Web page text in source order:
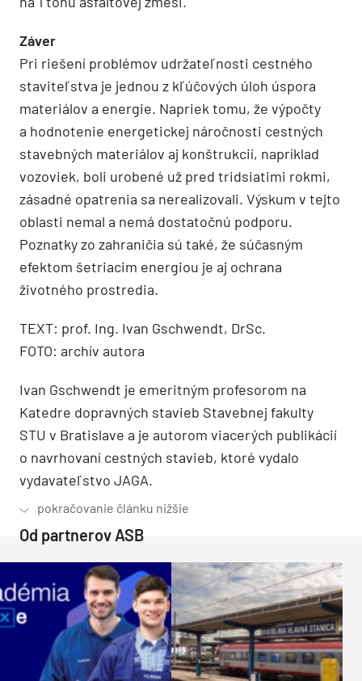
Záver
Pri riešení problémov udržateľnosti cestného
staviteľstva je jednou z kľúčových úloh úspora
materiálov a energie. Napriek tomu, že výpočty
a hodnotenie energetickej náročnosti cestných
stavebných materiálov aj konštrukcií, napríklad
vozoviek, boli urobené už pred tridsiatimi rokmi,
zásadné opatrenia sa nerealizovali. Výskum v tejto
oblasti nemal a nemá dostatočnú podporu.
Poznatky zo zahraničia sú také, že súčasným
efektom šetriacim energiou je aj ochrana
životného prostredia.
TEXT: prof. Ing. Ivan Gschwendt, DrSc.
FOTO: archív autora
Ivan Gschwendt je emeritným profesorom na
Katedre dopravných stavieb Stavebnej fakulty
STU v Bratislave a je autorom viacerých publikácií
o navrhovaní cestných stavieb, ktoré vydalo
vydavateľstvo JAGA.
Od partnerov ASB